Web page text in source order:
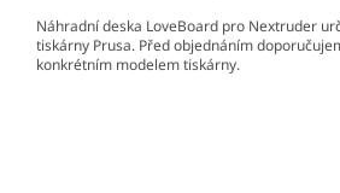
Náhradní deska LoveBoard pro Nextruder
tiskárny Prusa. Před objednáním
konkrétním modelem tiskárny.